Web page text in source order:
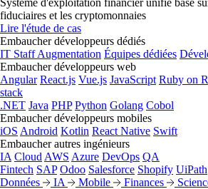
Système d'exploitation financier unifié basé
fiduciaires et les cryptomonnaies
Lire l'étude de cas
Embaucher développeurs dédiés
IT Staff Augmentation Équipes dédiées
Embaucher développeurs web
Angular React.js Vue.js JavaScript Ruby on
stack
.NET Java PHP Python Golang Cobol
Embaucher développeurs mobiles
iOS Android Kotlin React Native Swift
Embaucher autres ingénieurs
IA Cloud AWS Azure DevOps QA
Fintech SAP Odoo Salesforce Shopify UiPath
Données
IA Mobile Finances